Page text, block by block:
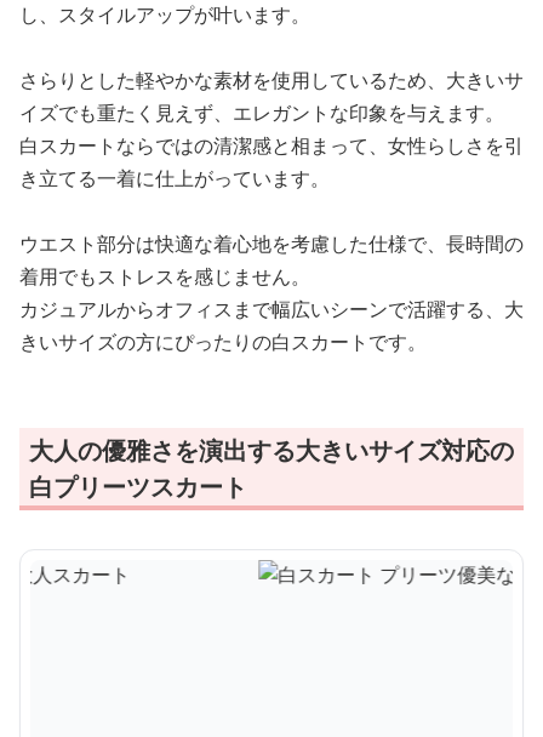
し、スタイルアップが叶います。
さらりとした軽やかな素材を使用しているため、大きいサ
イズでも重たく見えず、エレガントな印象を与えます。
白スカートならではの清潔感と相まって、女性らしさを引
き立てる一着に仕上がっています。
ウエスト部分は快適な着心地を考慮した仕様で、長時間の
着用でもストレスを感じません。
カジュアルからオフィスまで幅広いシーンで活躍する、大
きいサイズの方にぴったりの白スカートです。
大人の優雅さを演出する大きいサイズ対応の
白プリーツスカート